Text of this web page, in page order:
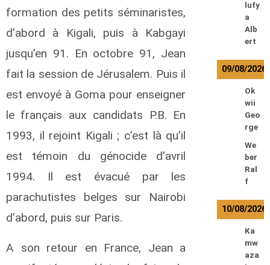
formation des petits séminaristes,
d’abord à Kigali, puis à Kabgayi
jusqu’en 91. En octobre 91, Jean
fait la session de Jérusalem. Puis il
est envoyé à Goma pour enseigner
le français aux candidats P.B. En
1993, il rejoint Kigali ; c’est là qu’il
est témoin du génocide d’avril
1994. Il est évacué par les
parachutistes belges sur Nairobi
d’abord, puis sur Paris.
A son retour en France, Jean a
lufy
a
Alb
ert
09/08/2026
Ok
wii
Geo
rge
We
ber
Ral
f
10/08/2026
Ka
mw
aza